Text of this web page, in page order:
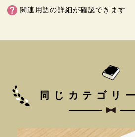
関連用語の詳細が確認できます
同じカテゴリ